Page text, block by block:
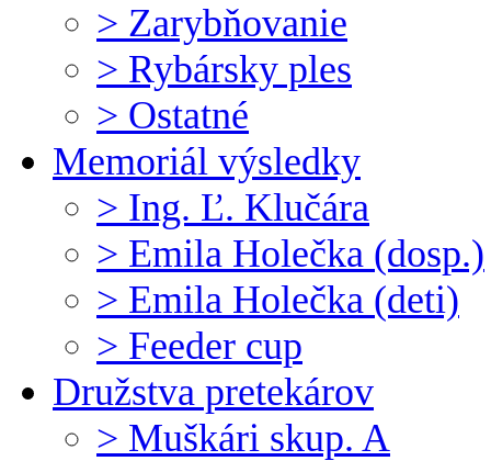
> Zarybňovanie
> Rybársky ples
> Ostatné
Memoriál výsledky
> Ing. Ľ. Klučára
> Emila Holečka (dosp.)
> Emila Holečka (deti)
> Feeder cup
Družstva pretekárov
> Muškári skup. A